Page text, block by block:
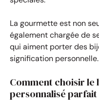
La gourmette est non
également chargée de
qui aiment porter des
signification personnelle.
Comment choisir le
personnalisé parfait